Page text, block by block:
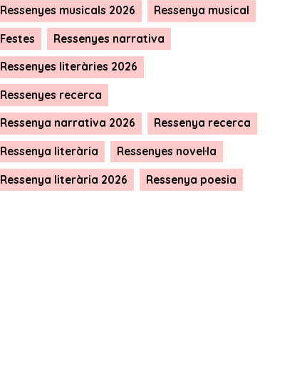
Ressenyes musicals 2026 Ressenya musical
Festes Ressenyes narrativa
Ressenyes literàries 2026
Ressenyes recerca
Ressenya narrativa 2026 Ressenya recerca
Ressenya literària Ressenyes novel·la
Ressenya literària 2026 Ressenya poesia